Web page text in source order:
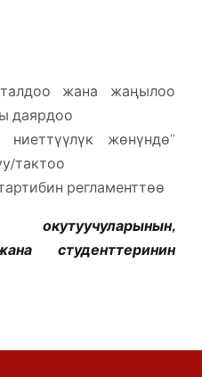
жана жаңылоо
даярдоо
жөнүндө”
тактоо
регламенттөө
студенттеринин